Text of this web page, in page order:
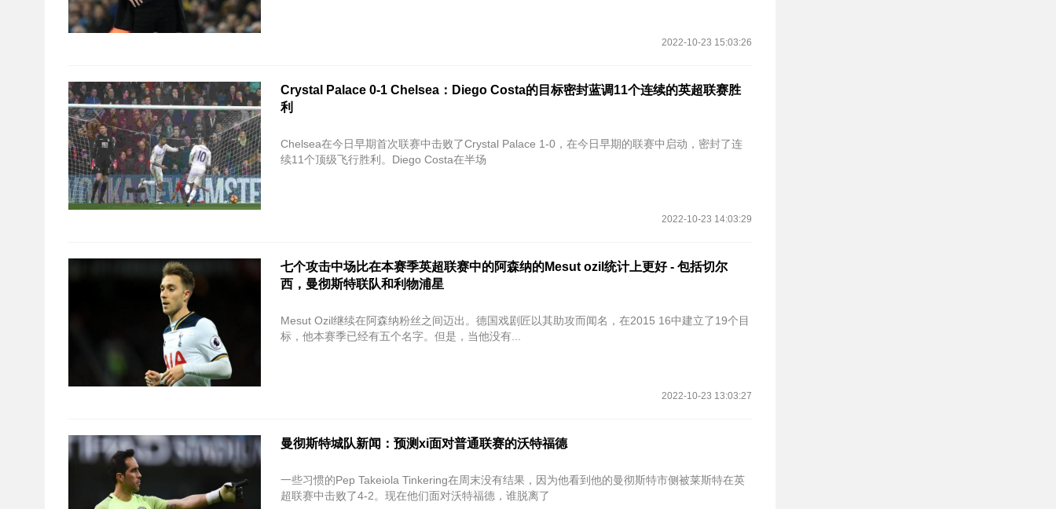
2022-10-23 15:03:26
Crystal Palace 0-1 Chelsea：Diego Costa的目标密封蓝调11个连续的英超联赛胜
利
Chelsea在今日早期首次联赛中击败了Crystal Palace 1-0，在今日早期的联赛中启动，密封了连
续11个顶级飞行胜利。Diego Costa在半场
2022-10-23 14:03:29
七个攻击中场比在本赛季英超联赛中的阿森纳的Mesut ozil统计上更好 - 包括切尔
西，曼彻斯特联队和利物浦星
Mesut Ozil继续在阿森纳粉丝之间迈出。德国戏剧匠以其助攻而闻名，在2015 16中建立了19个目
标，他本赛季已经有五个名字。但是，当他没有...
2022-10-23 13:03:27
曼彻斯特城队新闻：预测xi面对普通联赛的沃特福德
一些习惯的Pep Takeiola Tinkering在周末没有结果，因为他看到他的曼彻斯特市侧被莱斯特在英
超联赛中击败了4-2。现在他们面对沃特福德，谁脱离了